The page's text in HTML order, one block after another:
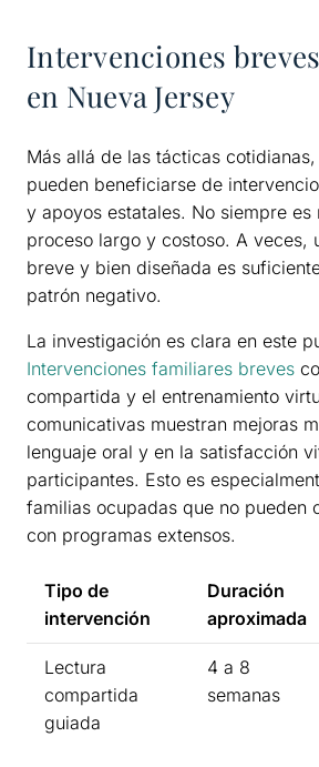
Intervenciones
en Nueva Jersey
Más allá de las tácticas
pueden beneficiarse de
y apoyos estatales. No siempre es
proceso largo y costoso. A veces,
breve y bien diseñada es
patrón negativo.
La investigación es clara en este
Intervenciones familiares breves
compartida y el entrenamiento
comunicativas muestran mejoras
lenguaje oral y en la satisfacción
participantes. Esto es
familias ocupadas que no pueden
con programas extensos.
Tipo de
intervención
Duración
aproximada
Lectura
compartida
guiada
4 a 8
semanas